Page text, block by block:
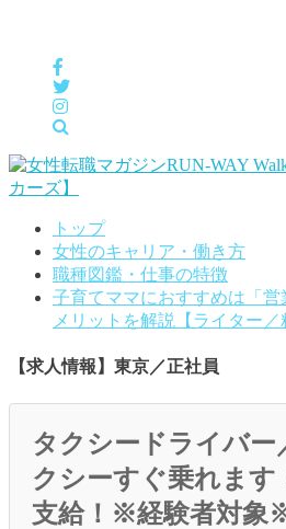
トップ
女性のキャリア・働き方
職種図鑑・仕事の特徴
子育てママにおすすめは「
メリットを解説【ライター／
【求人情報】東京／正社員
タクシードライバー
クシーすぐ乗れます
支給！※経験者対象